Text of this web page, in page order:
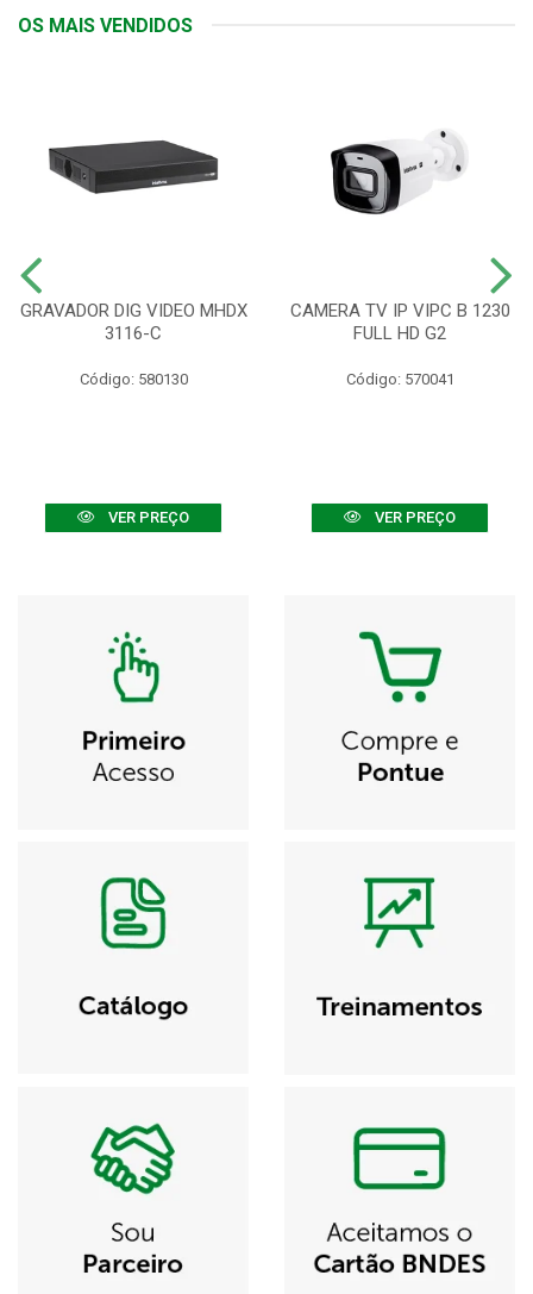
OS MAIS VENDIDOS
GRAVADOR DIG VIDEO MHDX
3116-C
Código: 580130
VER PREÇO
CAMERA TV IP VIPC B 1230
FULL HD G2
Código: 570041
VER PREÇO